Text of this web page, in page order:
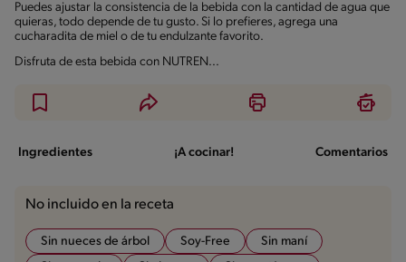
Puedes ajustar la consistencia de la bebida con la cantidad de agua que
quieras, todo depende de tu gusto. Si lo prefieres, agrega una
cucharadita de miel o de tu endulzante favorito.
Disfruta de esta bebida con NUTREN...
Ingredientes ¡A cocinar! Comentarios
No incluido en la receta
Sin nueces de árbol Soy-Free
Sin maní